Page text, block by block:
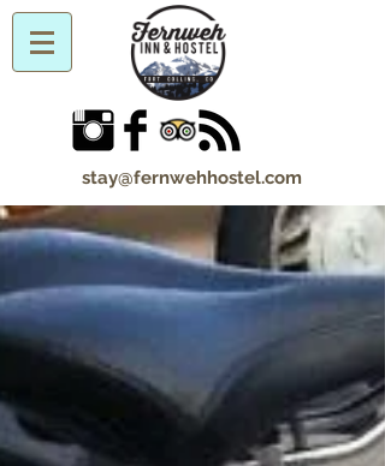
stay@fernwehhostel.com